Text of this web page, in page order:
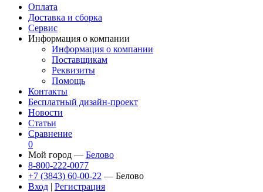
Оплата
Доставка и сборка
Сервис
Информация о компании
Информация о компании
Поставщикам
Реквизиты
Помощь
Контакты
Бесплатный дизайн-проект
Новости
Статьи
Сравнение
0
Мой город — Белово
8-800-222-0077
+7 (3843) 60-00-22 — Белово
Вход | Регистрация